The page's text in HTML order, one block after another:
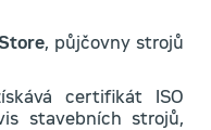
, půjčovny strojů
certifikát ISO
stavebních strojů,